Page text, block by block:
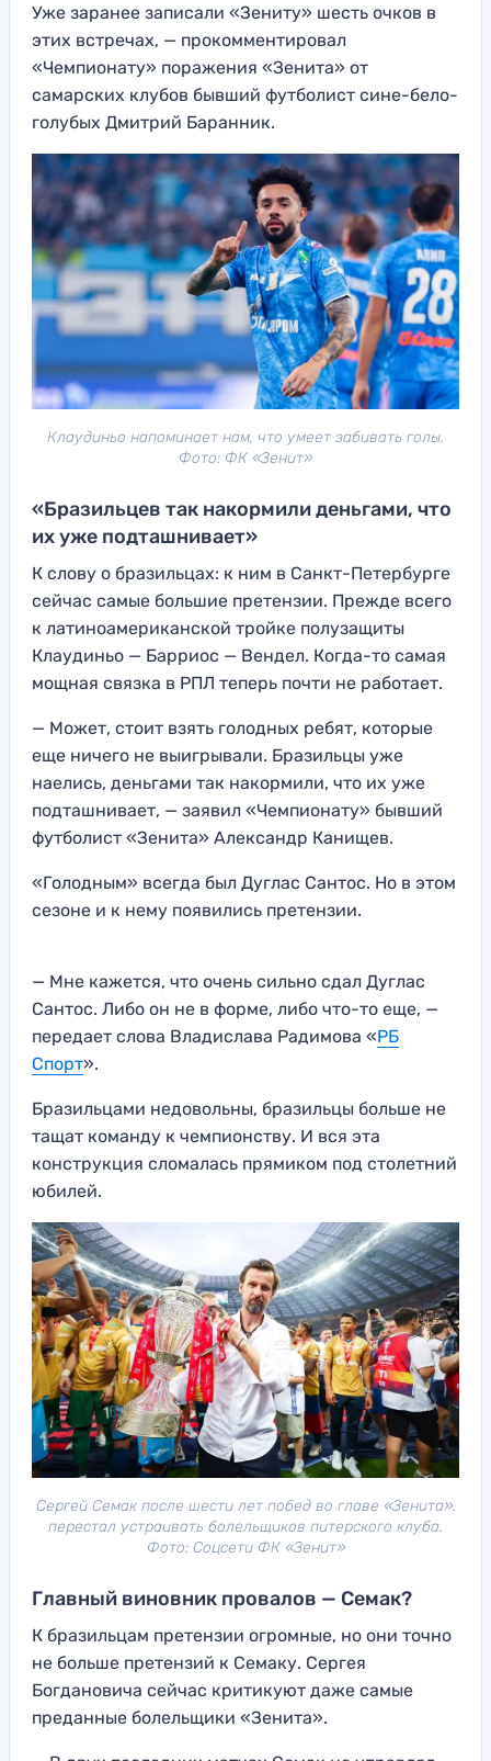
Уже заранее записали «Зениту» шесть очков в
этих встречах, — прокомментировал
«Чемпионату» поражения «Зенита» от
самарских клубов бывший футболист сине-бело-
голубых Дмитрий Баранник.
Клаудиньо напоминает нам, что умеет забивать голы.
Фото: ФК «Зенит»
«Бразильцев так накормили деньгами, что
их уже подташнивает»
К слову о бразильцах: к ним в Санкт-Петербурге
сейчас самые большие претензии. Прежде всего
к латиноамериканской тройке полузащиты
Клаудиньо — Барриос — Вендел. Когда-то самая
мощная связка в РПЛ теперь почти не работает.
— Может, стоит взять голодных ребят, которые
еще ничего не выигрывали. Бразильцы уже
наелись, деньгами так накормили, что их уже
подташнивает, — заявил «Чемпионату» бывший
футболист «Зенита» Александр Канищев.
«Голодным» всегда был Дуглас Сантос. Но в этом
сезоне и к нему появились претензии.
— Мне кажется, что очень сильно сдал Дуглас
Сантос. Либо он не в форме, либо что-то еще, —
передает слова Владислава Радимова «РБ
Спорт».
Бразильцами недовольны, бразильцы больше не
тащат команду к чемпионству. И вся эта
конструкция сломалась прямиком под столетний
юбилей.
Сергей Семак после шести лет побед во главе «Зенита».
перестал устраивать болельщиков питерского клуба.
Фото: Соцсети ФК «Зенит»
Главный виновник провалов — Семак?
К бразильцам претензии огромные, но они точно
не больше претензий к Семаку. Сергея
Богдановича сейчас критикуют даже самые
преданные болельщики «Зенита».